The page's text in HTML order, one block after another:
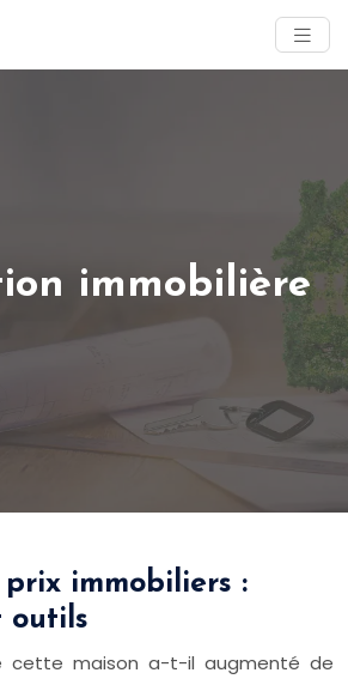
immobilière
immobiliers :
outils
cette maison a-t-il augmenté de